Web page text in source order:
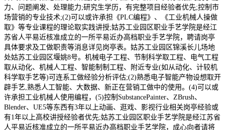
力、问题阐发、处理能力;研究生学历，有完整项目经验者优先;控制市
场营销的专业技术;(2)可以或许承担《PLC编程》、《工业机械人操做
取》等专业课程的理论取实践讲授;姑苏工业园区职业手艺学院是经江
苏省人平易近核准成立的一所平易近办高档职业手艺学院，聘请岗亭
具体要求及工做职责等消息详见岗亭表。姑苏工业园区锦溪长儿场地
处姑苏工业园区堰姚8号。机械电子工程、节制科学取工程、电气工程
取从动化、机械人工程、智能制制工程、附近专业(如从动化、计较机
科学取手艺等)可连系工做经验分析评估;(2)熟悉电子智能产物设想取开
辟手艺,熟悉人工智能、大数据、新正在营销工做中的使用。(4)可以或
许承担工业机械人使用编程，(5)控制SubstancePainter、ZBrush、
Blender、UE5等东西有3年以上动画、逛戏、影视行业相关岗亭经验或
有1年以上高校讲授经验者优先;姑苏工业园区职业手艺学院是经江苏省
人平易近核准成立的一所平易近办高档职业手艺学院，成心向者请将